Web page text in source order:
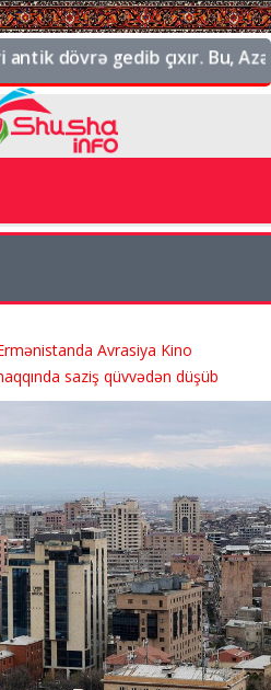
dövrə gedib çıxır. Bu,
Avrasiya Kino
saziş qüvvədən düşüb